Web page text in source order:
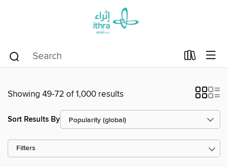
Showing 49-72 of 1,000 results
Sort Results By
Filters